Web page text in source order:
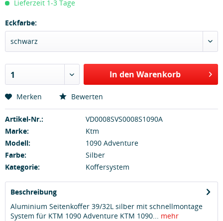
Lieferzeit 1-3 Tage
Eckfarbe:
schwarz
1 In den Warenkorb
Merken Bewerten
Artikel-Nr.:
VD0008SVS0008S1090A
Marke:
Ktm
Modell:
1090 Adventure
Farbe:
Silber
Kategorie:
Koffersystem
Beschreibung
Aluminium Seitenkoffer 39/32L silber mit schnellmontage
System für KTM 1090 Adventure KTM 1090... mehr